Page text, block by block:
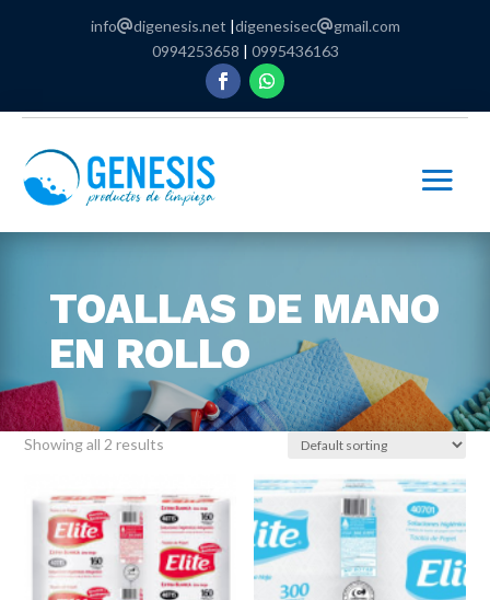
info digenesis.net |digenesisec
gmail.com
0994253658 | 0995436163
TOALLAS DE MANO
EN ROLLO
Showing all 2 results